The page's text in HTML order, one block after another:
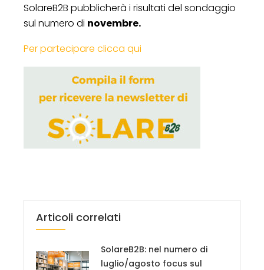
SolareB2B pubblicherà i risultati del sondaggio
sul numero di novembre.
Per partecipare clicca qui
Articoli correlati
SolareB2B: nel numero di
luglio/agosto focus sul